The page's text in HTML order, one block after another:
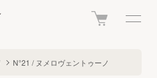
N°21 / ヌメロヴェントゥーノ